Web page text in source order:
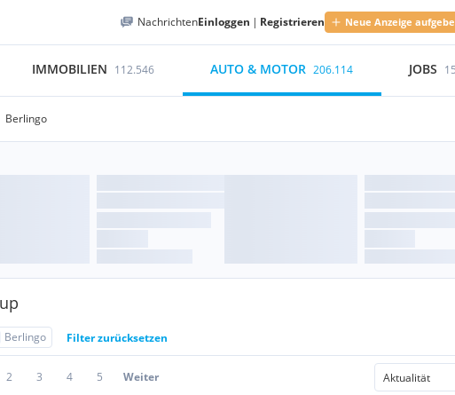
NachrichtenEinloggen | Registrieren Neue Anzeige
IMMOBILIEN 112.546 AUTO & MOTOR 206.114 JOBS
Berlingo
Berlingo Filter zurücksetzen
2 3 4 5 Weiter